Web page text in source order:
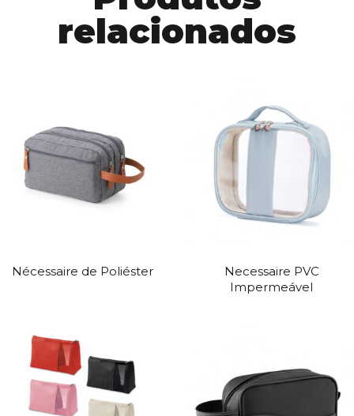
relacionados
Nécessaire de Poliéster
Necessaire PVC
Impermeável